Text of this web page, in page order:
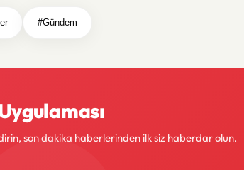
#Gündem
son dakika haberlerinden ilk siz haberdar olun.